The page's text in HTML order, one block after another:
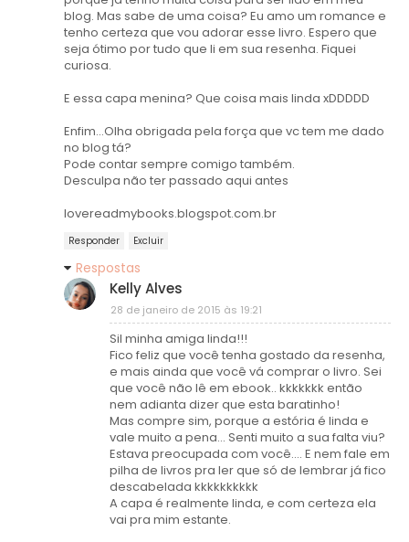
blog. Mas sabe de uma coisa? Eu amo um romance e
tenho certeza que vou adorar esse livro. Espero que
seja ótimo por tudo que li em sua resenha. Fiquei
curiosa.
E essa capa menina? Que coisa mais linda xDDDDD
Enfim...Olha obrigada pela força que vc tem me dado
no blog tá?
Pode contar sempre comigo também.
Desculpa não ter passado aqui antes
lovereadmybooks.blogspot.com.br
Responder Excluir
Respostas
Kelly Alves
28 de janeiro de 2015 às 19:21
Sil minha amiga linda!!!
Fico feliz que você tenha gostado da resenha,
e mais ainda que você vá comprar o livro. Sei
que você não lê em ebook.. kkkkkkk então
nem adianta dizer que esta baratinho!
Mas compre sim, porque a estória é linda e
vale muito a pena... Senti muito a sua falta viu?
Estava preocupada com você.... E nem fale em
pilha de livros pra ler que só de lembrar já fico
descabelada kkkkkkkkkk
A capa é realmente linda, e com certeza ela
vai pra mim estante.